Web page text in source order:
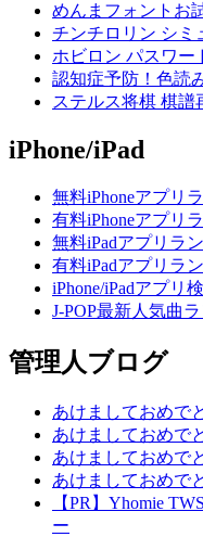
めんまフォントお
チンチロリン シミ
ホビロン パスワー
認知症予防！色読
ステルス将棋 棋譜
iPhone/iPad
無料iPhoneアプリ
有料iPhoneアプリ
無料iPadアプリラ
有料iPadアプリラ
iPhone/iPadアプリ
J-POP最新人気曲
管理人ブログ
あけましておめで
あけましておめで
あけましておめで
あけましておめで
【PR】Yhomie
ー